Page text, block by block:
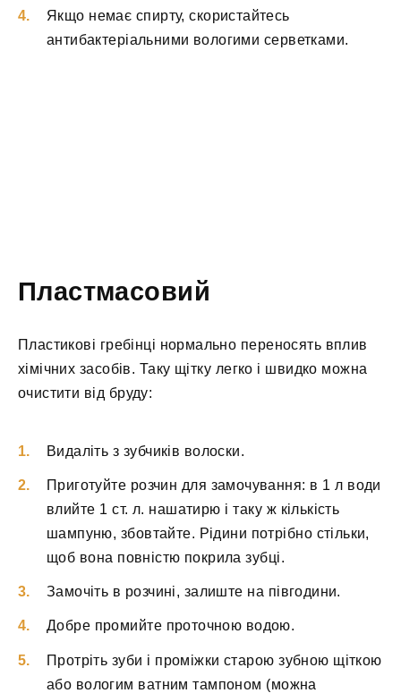
Якщо немає спирту, скористайтесь
антибактеріальними вологими серветками.
Пластмасовий
Пластикові гребінці нормально переносять вплив
хімічних засобів. Таку щітку легко і швидко можна
очистити від бруду:
Видаліть з зубчиків волоски.
Приготуйте розчин для замочування: в 1 л води
влийте 1 ст. л. нашатирю і таку ж кількість
шампуню, збовтайте. Рідини потрібно стільки,
щоб вона повністю покрила зубці.
Замочіть в розчині, залиште на півгодини.
Добре промийте проточною водою.
Протріть зуби і проміжки старою зубною щіткою
або вологим ватним тампоном (можна